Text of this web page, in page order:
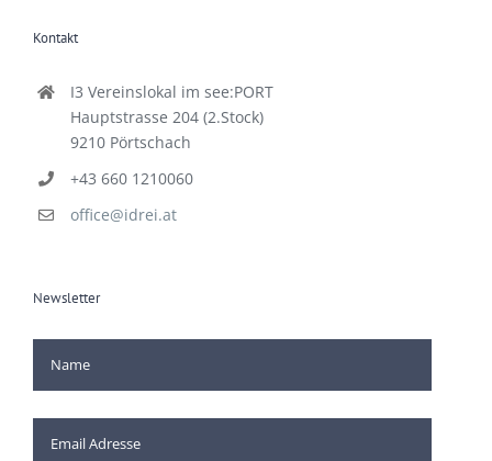
Kontakt
I3 Vereinslokal im see:PORT
Hauptstrasse 204 (2.Stock)
9210 Pörtschach
+43 660 1210060
office@idrei.at
Newsletter